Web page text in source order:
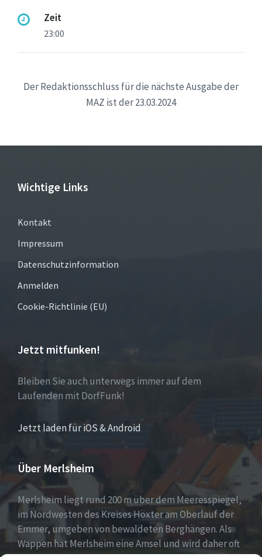
Zeit
23:00
Der Redaktionsschluss für die nächste Ausgabe der
MAZ ist der 23.03.2024
Wichtige Links
Kontakt
Impressum
Datenschutzinformation
Anmelden
Cookie-Richtlinie (EU)
Jetzt mitfunken!
Bleiben Sie auch unterwegs immer auf dem
Laufenden mit DorfFunk!
Jetzt laden für iOS & Android
Über Merlsheim
Merlsheim liegt rund 200 m über dem Meeresspiegel,
im Nordwesten des Kreises Höxter am Oberlauf der
Emmer, umgeben von bewaldeten Berghängen. Als
Wappen hat Merlsheim eine Amsel und wird daher oft